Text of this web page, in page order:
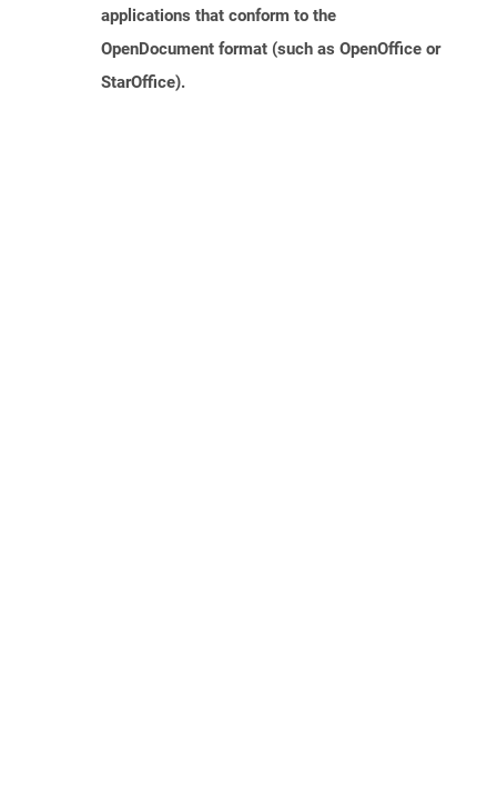
applications that conform to the
OpenDocument format (such as OpenOffice or
StarOffice).